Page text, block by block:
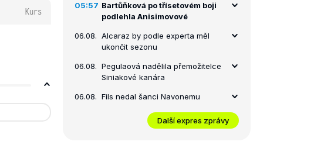
Kurs
05:57 Bartůňková po třísetovém boji
podlehla Anisimovové
06.08. Alcaraz by podle experta měl
ukončit sezonu
06.08. Pegulaová nadělila přemožitelce
Siniakové kanára
06.08. Fils nedal šanci Navonemu
Další expres zprávy